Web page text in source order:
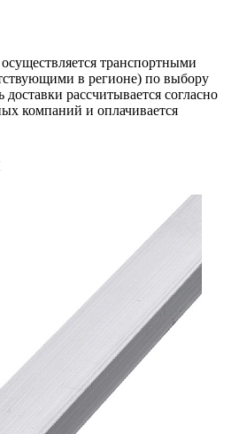
транспортными
в регионе) по выбору
доставки рассчитывается согласно
компаний и оплачивается